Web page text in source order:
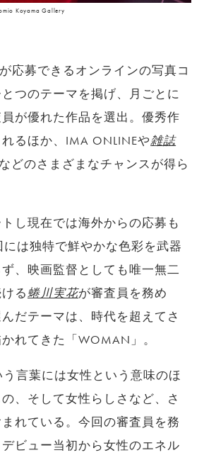
Koyama Gallery
応募できるオンラインの写真コ
つのテーマを掲げ、月ごとに
が優れた作品を選出。優秀作
るほか、IMA ONLINEや雑誌
どのさまざまなチャンスが得ら
し現在では海外からの応募も
は独特で鮮やかな色彩を武器
、映画監督としても唯一無二
る蜷川実花が審査員を務め
だテーマは、時代を超えてさ
れてきた「WOMAN」。
う言葉には女性という意味のほ
、そして女性らしさなど、さ
れている。今回の審査員を務
ビュー当初から女性のエネル